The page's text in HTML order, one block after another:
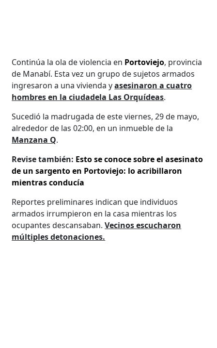
Continúa la ola de violencia en Portoviejo, provincia
de Manabí. Esta vez un grupo de sujetos armados
ingresaron a una vivienda yasesinaron a cuatro
hombres en la ciudadela Las Orquídeas.
Sucedió la madrugada de este viernes, 29 de mayo,
alrededor de las 02:00, en un inmueble de la
Manzana Q.
Revise también: Esto se conoce sobre el asesinato
de un sargento en Portoviejo: lo acribillaron
mientras conducía
Reportes preliminares indican que individuos
armados irrumpieron en la casa mientras los
ocupantes descansaban.Vecinos escucharon
múltiples detonaciones.